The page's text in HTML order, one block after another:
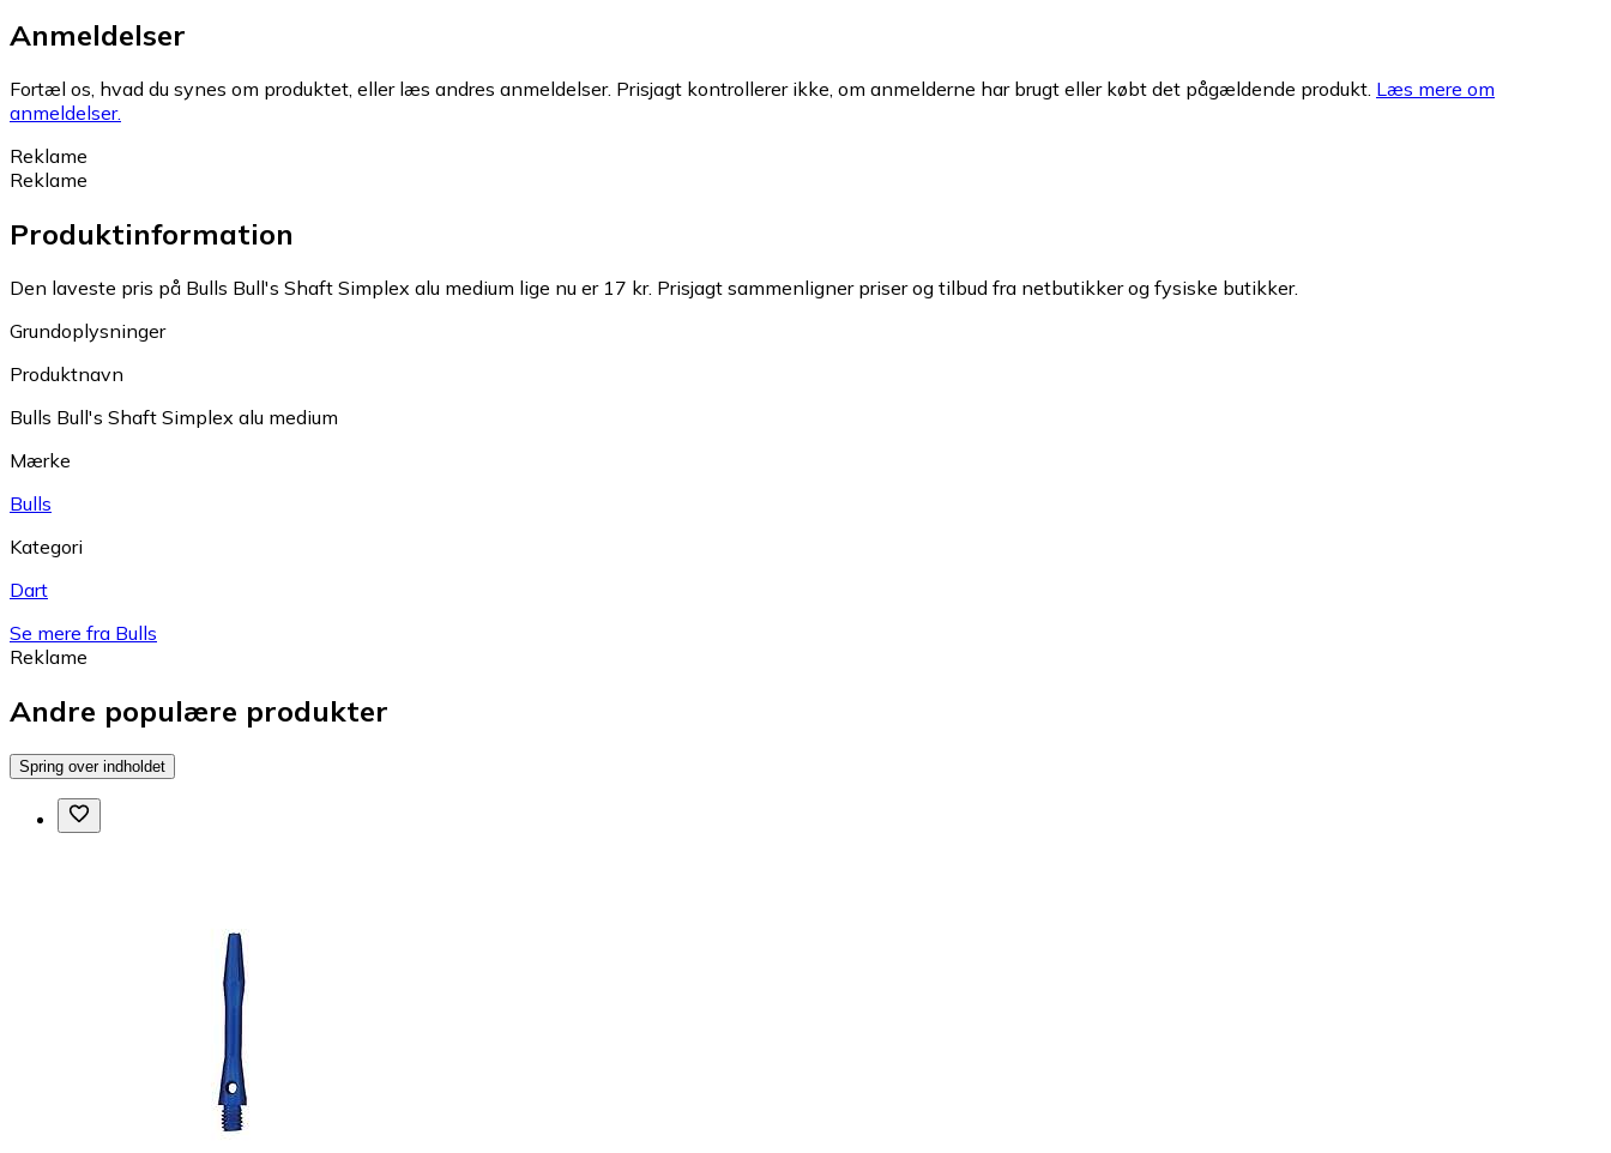
Anmeldelser
Fortæl os, hvad du synes om produktet, eller læs andres anmeldelser. Prisjagt kontrollerer ikke, om anmelderne har brugt eller købt det pågældende produkt. Læs mere om
anmeldelser.
Reklame
Reklame
Produktinformation
Den laveste pris på Bulls Bull's Shaft Simplex alu medium lige nu er 17 kr. Prisjagt sammenligner priser og tilbud fra netbutikker og fysiske butikker.
Grundoplysninger
Produktnavn
Bulls Bull's Shaft Simplex alu medium
Mærke
Bulls
Kategori
Dart
Se mere fra Bulls
Reklame
Andre populære produkter
Spring over indholdet